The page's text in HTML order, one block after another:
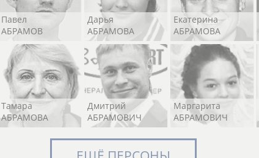
Павел
АБРАМОВ
Дарья
АБРАМОВА
Екатерина
АБРАМОВА
Тамара
АБРАМОВА
Дмитрий
АБРАМОВИЧ
Маргарита
АБРАМОВИЧ